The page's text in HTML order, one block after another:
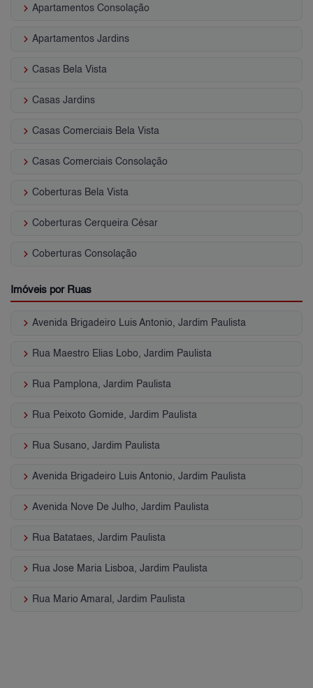
keyboard_arrow_right Apartamentos Consolação
keyboard_arrow_right Apartamentos Jardins
keyboard_arrow_right Casas Bela Vista
keyboard_arrow_right Casas Jardins
keyboard_arrow_right Casas Comerciais Bela Vista
keyboard_arrow_right Casas Comerciais Consolação
keyboard_arrow_right Coberturas Bela Vista
keyboard_arrow_right Coberturas Cerqueira César
keyboard_arrow_right Coberturas Consolação
Imóveis por Ruas
keyboard_arrow_right Avenida Brigadeiro Luis Antonio, Jardim Paulista
keyboard_arrow_right Rua Maestro Elias Lobo, Jardim Paulista
keyboard_arrow_right Rua Pamplona, Jardim Paulista
keyboard_arrow_right Rua Peixoto Gomide, Jardim Paulista
keyboard_arrow_right Rua Susano, Jardim Paulista
keyboard_arrow_right Avenida Brigadeiro Luis Antonio, Jardim Paulista
keyboard_arrow_right Avenida Nove De Julho, Jardim Paulista
keyboard_arrow_right Rua Batataes, Jardim Paulista
keyboard_arrow_right Rua Jose Maria Lisboa, Jardim Paulista
keyboard_arrow_right Rua Mario Amaral, Jardim Paulista